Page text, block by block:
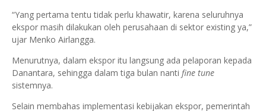
“Yang pertama tentu tidak perlu khawatir, karena seluruhnya
ekspor masih dilakukan oleh perusahaan di sektor existing ya,”
ujar Menko Airlangga.
Menurutnya, dalam ekspor itu langsung ada pelaporan kepada
Danantara, sehingga dalam tiga bulan nanti fine tune
sistemnya.
Selain membahas implementasi kebijakan ekspor, pemerintah